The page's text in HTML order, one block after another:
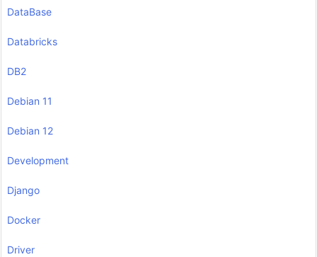
DataBase
Databricks
DB2
Debian 11
Debian 12
Development
Django
Docker
Driver